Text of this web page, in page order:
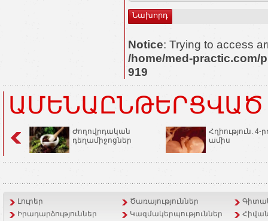
Նախորդ
Notice: Trying to access
/home/med-
919
Ժողովրդական
դեղամիջոցներ
Հղիություն. 4-
ամիս
Լուրեր Ծառայություններ
Իրադարձություններ
Կազմակերպություններ